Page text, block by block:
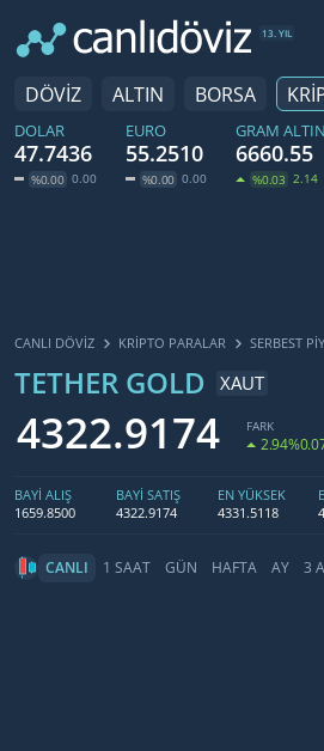
13. YIL
DÖVİZ ALTIN BORSA
DOLAR
47.7436
%0.00 0.00
EURO
55.2510
%0.00 0.00
GRAM ALTIN
6660.55
%0.03 2.14
CANLI DÖVİZ KRIPTO PARALAR SERBEST
TETHER GOLD XAUT
4322.9174 FARK
2.94
BAYİ ALIŞ
1659.8500
BAYİ SATIŞ
4322.9174
EN YÜKSEK
4331.5118
CANLI 1 SAAT GÜN HAFTA AY 3